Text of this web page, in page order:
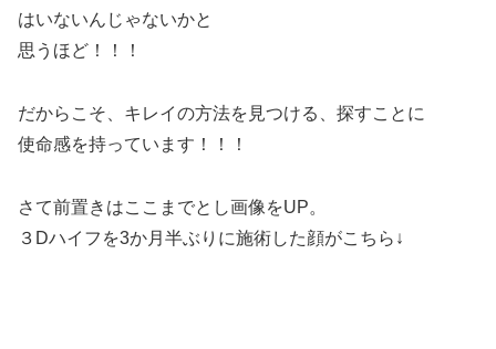
はいないんじゃないかと
思うほど！！！
だからこそ、キレイの方法を見つける、探すことに
使命感を持っています！！！
さて前置きはここまでとし画像をUP。
３Dハイフを3か月半ぶりに施術した顔がこちら↓